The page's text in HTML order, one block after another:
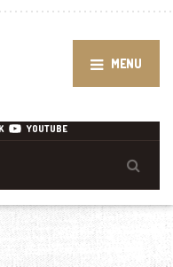
MENU
YOUTUBE